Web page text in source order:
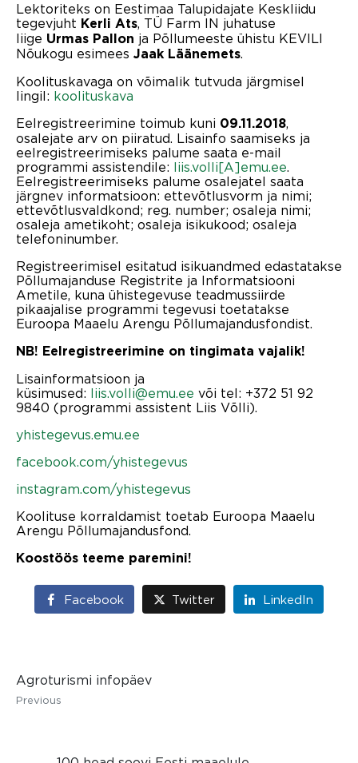
Lektoriteks on Eestimaa Talupidajate Keskliidu
tegevjuht Kerli Ats, TÜ Farm IN juhatuse
liige Urmas Pallon ja Põllumeeste ühistu KEVILI
Nõukogu esimees Jaak Läänemets.
Koolituskavaga on võimalik tutvuda järgmisel
lingil: koolituskava
Eelregistreerimine toimub kuni 09.11.2018,
osalejate arv on piiratud. Lisainfo saamiseks ja
eelregistreerimiseks palume saata e-mail
programmi assistendile: liis.volli[A]emu.ee.
Eelregistreerimiseks palume osalejatel saata
järgnev informatsioon: ettevõtlusvorm ja nimi;
ettevõtlusvaldkond; reg. number; osaleja nimi;
osaleja ametikoht; osaleja isikukood; osaleja
telefoninumber.
Registreerimisel esitatud isikuandmed edastatakse
Põllumajanduse Registrite ja Informatsiooni
Ametile, kuna ühistegevuse teadmussiirde
pikaajalise programmi tegevusi toetatakse
Euroopa Maaelu Arengu Põllumajandusfondist.
NB! Eelregistreerimine on tingimata vajalik!
Lisainformatsioon ja
küsimused: liis.volli@emu.ee või tel: +372 51 92
9840 (programmi assistent Liis Võlli).
yhistegevus.emu.ee
facebook.com/yhistegevus
instagram.com/yhistegevus
Koolituse korraldamist toetab Euroopa Maaelu
Arengu Põllumajandusfond.
Koostöös teeme paremini!
Facebook Twitter LinkedIn
Agroturismi infopäev
Previous